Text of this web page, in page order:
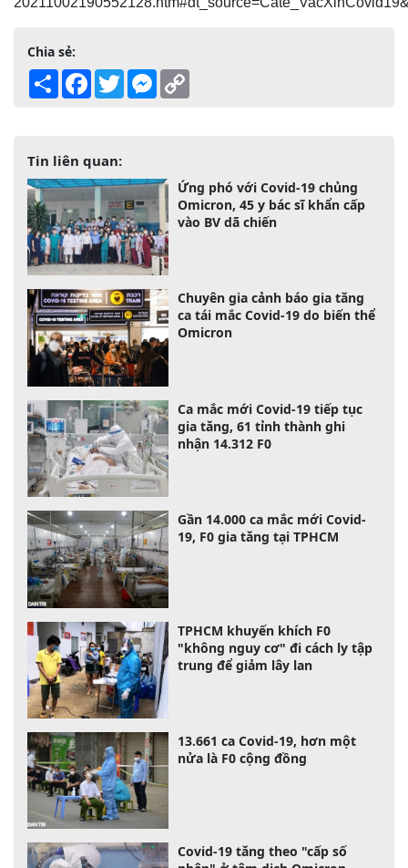
Chia sẻ:
Share Facebook
TwitterMessenger
Tin liên quan:
Ứng phó với Covid-19 chủng
Omicron, 45 y bác sĩ khẩn cấp
vào BV dã chiến
Chuyên gia cảnh báo gia tăng
ca tái mắc Covid-19 do biến thể
Omicron
Ca mắc mới Covid-19 tiếp tục
gia tăng, 61 tỉnh thành ghi
nhận 14.312 F0
Gần 14.000 ca mắc mới Covid-
19, F0 gia tăng tại TPHCM
TPHCM khuyến khích F0
"không nguy cơ" đi cách ly tập
trung để giảm lây lan
13.661 ca Covid-19, hơn một
nửa là F0 cộng đồng
Covid-19 tăng theo "cấp số